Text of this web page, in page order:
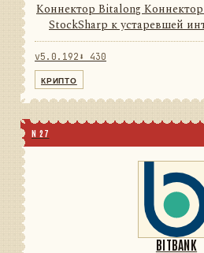
Коннектор Bitalong
StockSharp к устаревшей
цифровых активов. Он
операции провайдера в
v5.0.192 ⬇ 430
КРИПТО
N 27
BITBANK